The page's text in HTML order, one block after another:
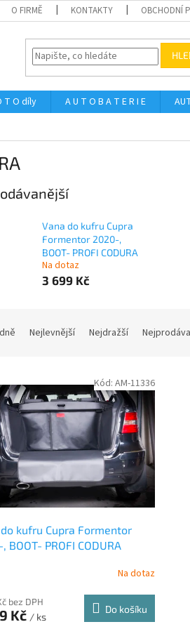
O FIRMĚ KONTAKTY OBCHODNÍ
T O díly A U T O B A T E R I E
Vana do kufru Cupra
Formentor 2020-,
BOOT- PROFI CODURA
Na dotaz
3 699 Kč
Nejlevnější Nejdražší
kufru Cupra Formentor
BOOT- PROFI CODURA
Na dotaz
bez DPH
Kč / ks
Do košíku
Kód: AM-11336